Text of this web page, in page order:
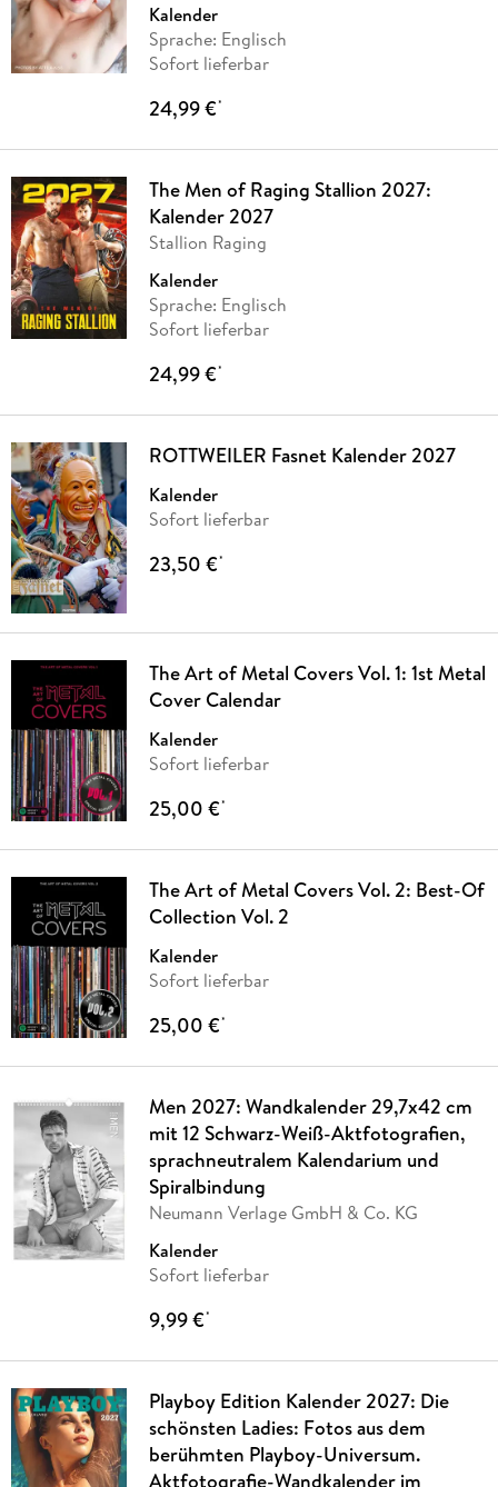
Kalender
Sprache: Englisch
Sofort lieferbar
24,99 €*
The Men of Raging Stallion 2027:
Kalender 2027
Stallion Raging
Kalender
Sprache: Englisch
Sofort lieferbar
24,99 €*
ROTTWEILER Fasnet Kalender 2027
Kalender
Sofort lieferbar
23,50 €*
The Art of Metal Covers Vol. 1: 1st Metal
Cover Calendar
Kalender
Sofort lieferbar
25,00 €*
The Art of Metal Covers Vol. 2: Best-Of
Collection Vol. 2
Kalender
Sofort lieferbar
25,00 €*
Men 2027: Wandkalender 29,7x42 cm
mit 12 Schwarz-Weiß-Aktfotografien,
sprachneutralem Kalendarium und
Spiralbindung
Neumann Verlage GmbH & Co. KG
Kalender
Sofort lieferbar
9,99 €*
Playboy Edition Kalender 2027: Die
schönsten Ladies: Fotos aus dem
berühmten Playboy-Universum.
Aktfotografie-Wandkalender im